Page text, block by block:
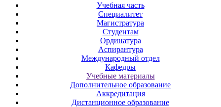
Учебная часть
Специалитет
Магистратура
Студентам
Ординатура
Аспирантура
Международный отдел
Кафедры
Учебные материалы
Дополнительное образование
Аккредитация
Дистанционное образование